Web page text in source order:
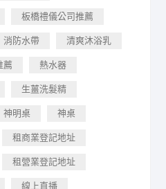
板橋禮儀公司推薦
消防水帶 清爽沐浴乳
薦 熱水器
生薑洗髮精
神明桌 神桌
租商業登記地址
租營業登記地址
線上直播